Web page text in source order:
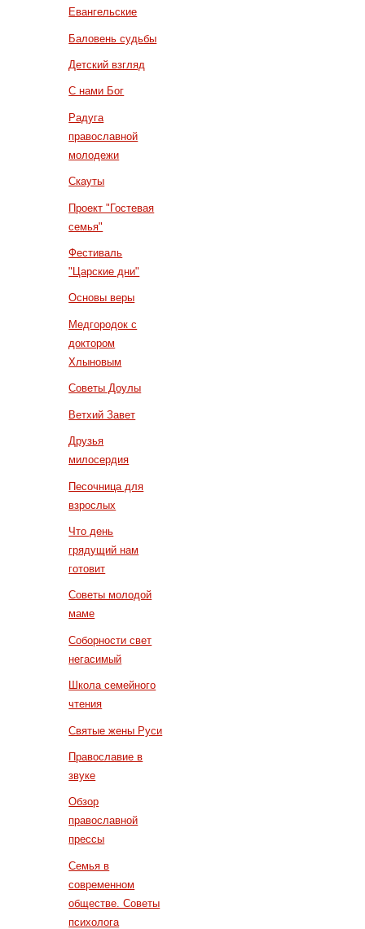
Евангельские
Баловень судьбы
Детский взгляд
С нами Бог
Радуга
православной
молодежи
Скауты
Проект "Гостевая
семья"
Фестиваль
"Царские дни"
Основы веры
Медгородок с
доктором
Хлыновым
Советы Доулы
Ветхий Завет
Друзья
милосердия
Песочница для
взрослых
Что день
грядущий нам
готовит
Советы молодой
маме
Соборности свет
негасимый
Школа семейного
чтения
Святые жены Руси
Православие в
звуке
Обзор
православной
прессы
Семья в
современном
обществе. Советы
психолога